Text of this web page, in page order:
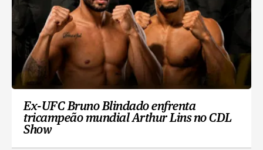
Ex-UFC Bruno Blindado enfrenta
tricampeão mundial Arthur Lins no CDL
Show